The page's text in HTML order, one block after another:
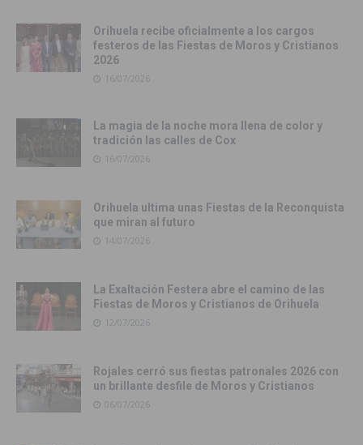
Orihuela recibe oficialmente a los cargos
festeros de las Fiestas de Moros y Cristianos
2026
16/07/2026
La magia de la noche mora llena de color y
tradición las calles de Cox
16/07/2026
Orihuela ultima unas Fiestas de la Reconquista
que miran al futuro
14/07/2026
La Exaltación Festera abre el camino de las
Fiestas de Moros y Cristianos de Orihuela
12/07/2026
Rojales cerró sus fiestas patronales 2026 con
un brillante desfile de Moros y Cristianos
06/07/2026